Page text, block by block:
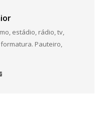
estádio, rádio, tv,
Pauteiro,